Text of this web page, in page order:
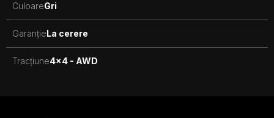
CuloareGri
GaranțieLa cerere
Tracțiune4x4 - AWD